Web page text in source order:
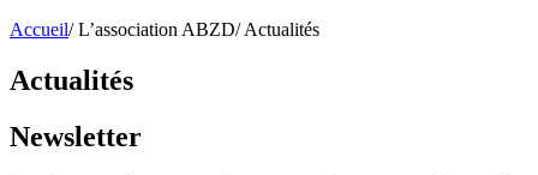
Accueil/ L’association ABZD/ Actualités
Actualités
Newsletter